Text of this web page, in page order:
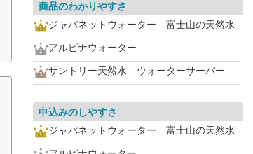
商品のわかりやすさ
ジャパネットウォーター 富士山の天然水
アルピナウォーター
サントリー天然水 ウォーターサーバー
申込みのしやすさ
ジャパネットウォーター 富士山の天然水